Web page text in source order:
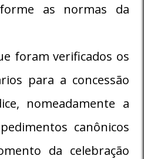
as normas da
foram verificados os
para a concessão
nomeadamente a
canônicos
da celebração